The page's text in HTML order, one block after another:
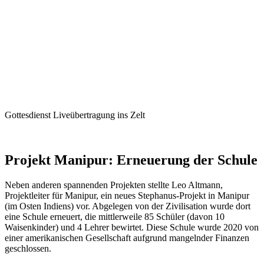
Gottesdienst Liveübertragung ins Zelt
Projekt Manipur: Erneuerung der Schule
Neben anderen spannenden Projekten stellte Leo Altmann,
Projektleiter für Manipur, ein neues Stephanus-Projekt in Manipur
(im Osten Indiens) vor. Abgelegen von der Zivilisation wurde dort
eine Schule erneuert, die mittlerweile 85 Schüler (davon 10
Waisenkinder) und 4 Lehrer bewirtet. Diese Schule wurde 2020 von
einer amerikanischen Gesellschaft aufgrund mangelnder Finanzen
geschlossen.